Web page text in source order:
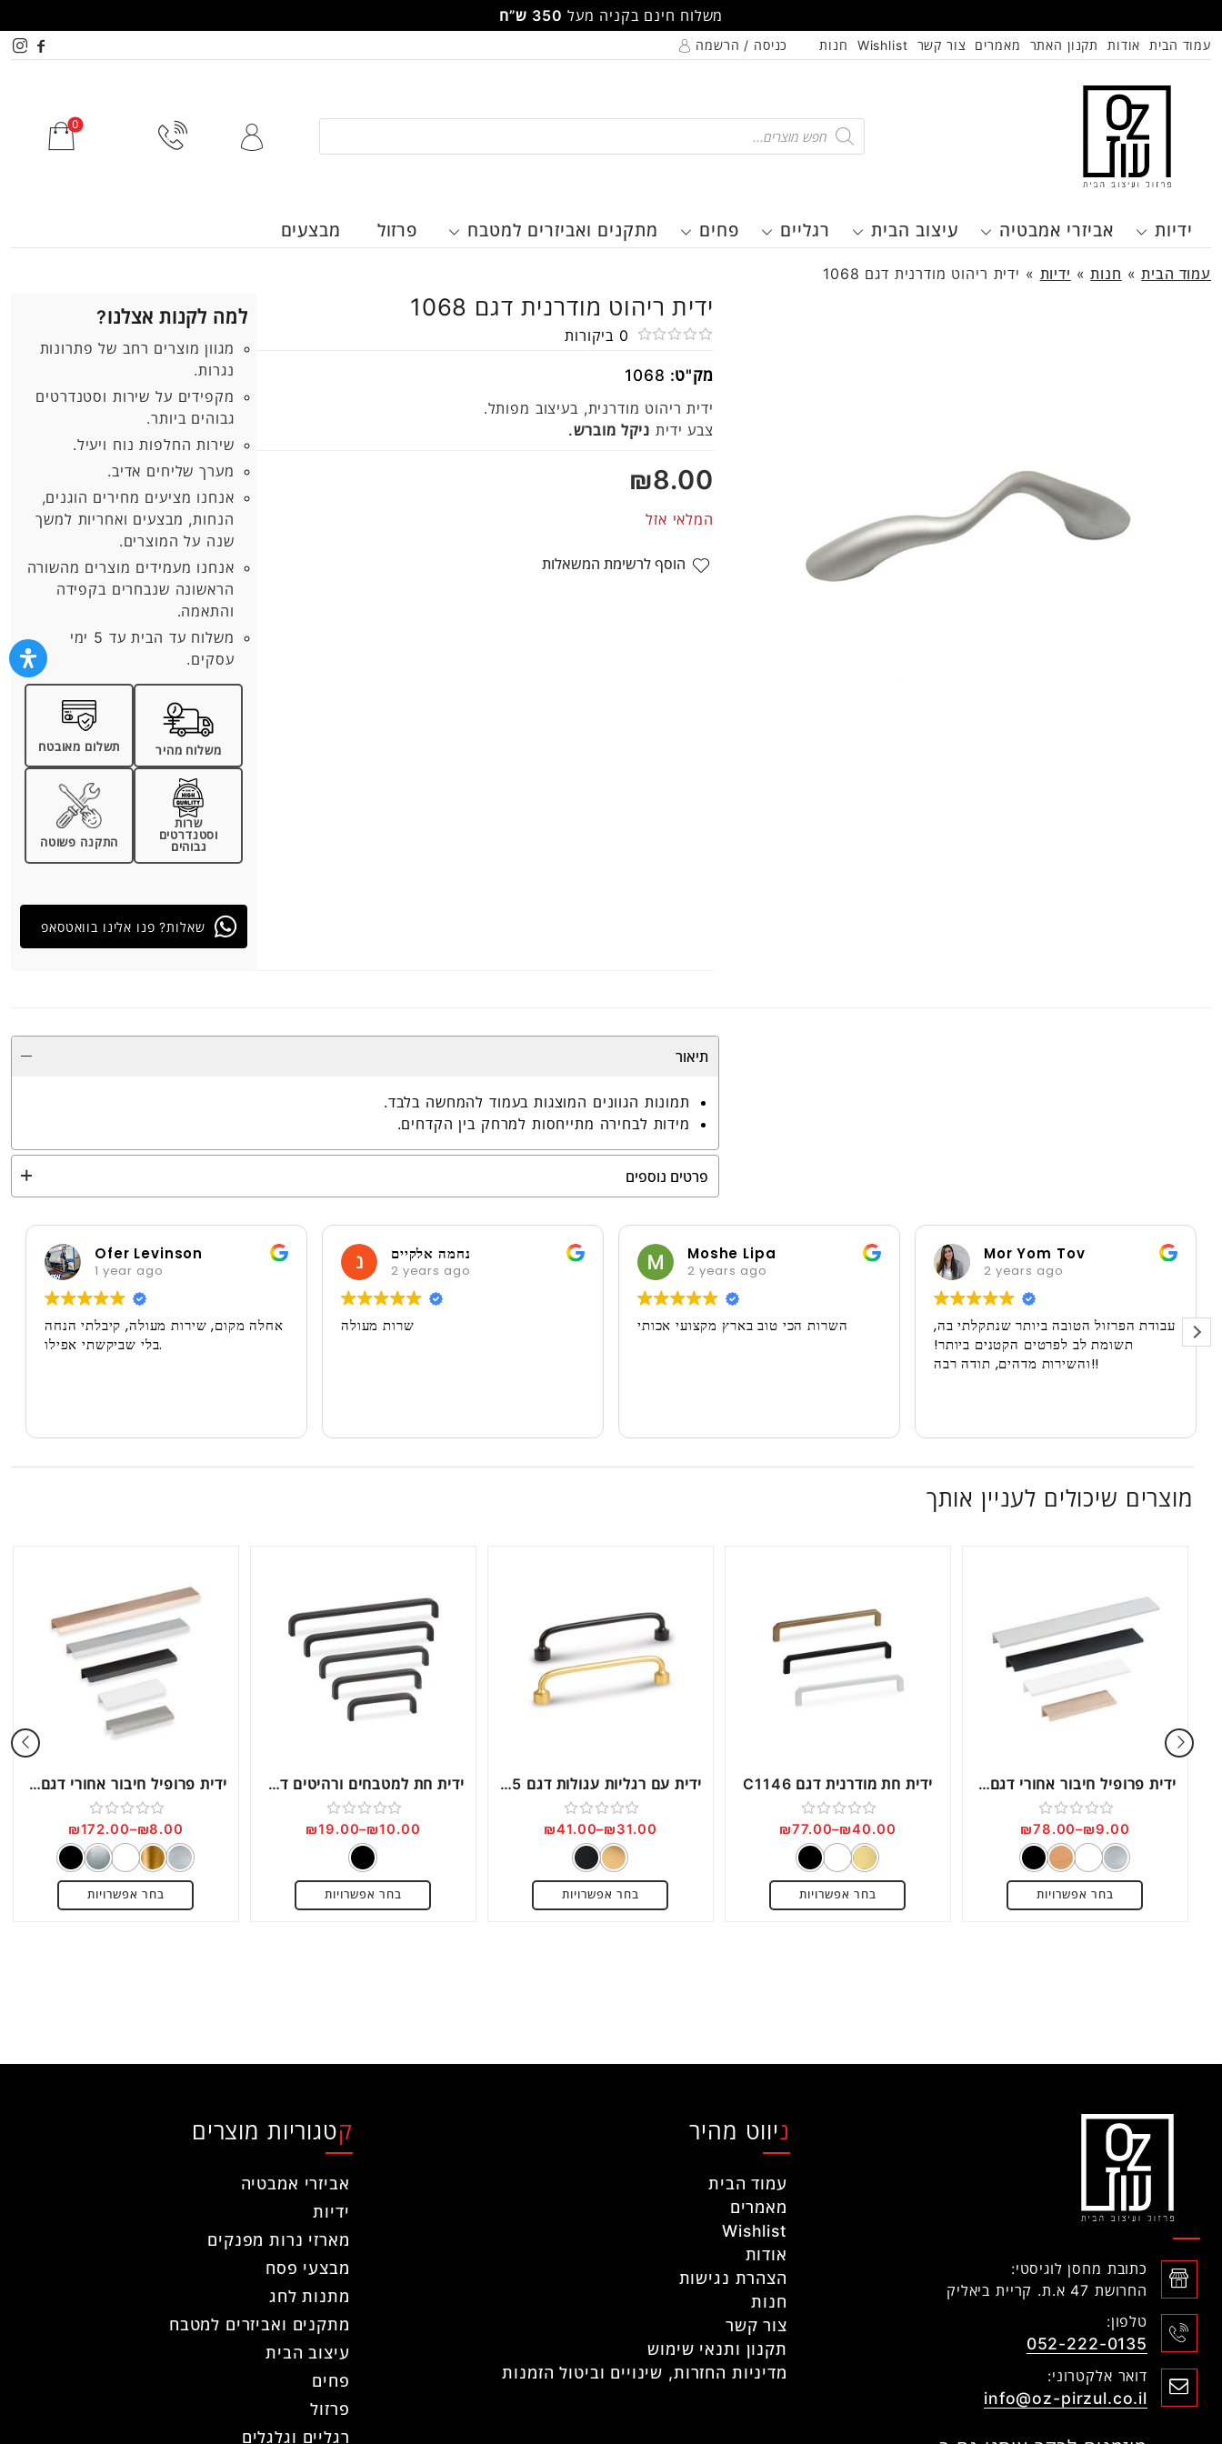
ידיות אביזרי אמבטיה עיצוב הבית רגליים פחים מתקנים ואביזרים למטבח פרזול מבצעים
Products
search
עמוד הבית אודות תקנון האתר מאמרים צור קשר Wishlist חנות כניסה / הרשמה
משלוח חינם בקניה מעל 350 ש”ח
עמוד הבית» חנות» ידיות » ידית ריהוט מודרנית דגם 1068
ידית ריהוט מודרנית דגם 1068
0
מתוך
5
0 ביקורות
מק"ט: 1068
ידית ריהוט מודרנית, בעיצוב מפותל.
צבע ידית ניקל מוברש.
₪8.00
המלאי אזל
הוסף לרשימת המשאלות
למה לקנות אצלנו?
מגוון מוצרים רחב של פתרונות
נגרות.
מקפידים על שירות וסטנדרטים
גבוהים ביותר.
שירות החלפות נוח ויעיל.
מערך שליחים אדיב.
אנחנו מציעים מחירים הוגנים,
הנחות, מבצעים ואחריות למשך
שנה על המוצרים.
אנחנו מעמידים מוצרים מהשורה
הראשונה שנבחרים בקפידה
והתאמה.
משלוח עד הבית עד 5 ימי
עסקים.
משלוח מהיר תשלום מאובטח
שרות
וסטנדרטים
גבוהים
התקנה פשוטה
שאלות? פנו אלינו בוואטסאפ
תיאור
תמונות הגוונים המוצגות בעמוד להמחשה בלבד.
מידות לבחירה מתייחסות למרחק בין הקדחים.
פרטים נוספים
Ofer Levinson
1 year ago
אחלה מקום, שירות מעולה, קיבלתי הנחה
בלי שביקשתי אפילו.
נחמה אלקיים
2 years ago
שרות מעולה
Moshe Lipa
2 years ago
השרות הכי טוב בארץ מקצועי אכותי
Mor Yom Tov
2 years ago
עבודת הפרזול הטובה ביותר שנתקלתי בה,
תשומת לב לפרטים הקטנים ביותר!
והשירות מדהים, תודה רבה!!
מוצרים שיכולים לעניין אותך
ידית פרופיל חיבור אחורי דגם AL33
דורג
0
מתוך
5
₪9.00
–
₪78.00
בחר אפשרויות
ידית חת מודרנית דגם C1146
דורג
0
מתוך
5
₪40.00
–
₪77.00
בחר אפשרויות
ידית עם רגליות עגולות דגם 0495
דורג
מתוך
5
₪31.00
–
₪41.00
בחר אפשרויות
ידית חת למטבחים ורהיטים דגם 5065
דורג
5
₪10.00
–
₪19.00
בחר אפשרויות
ידית פרופיל חיבור אחורי דגם AL96
דורג
0
מתוך
5
₪8.00
–
₪172.00
בחר אפשרויות
כתובת מחסן לוגיסטי:
החרושת 47 א.ת. קריית ביאליק
טלפון:
052-222-0135
דואר אלקטרוני:
info@oz-pirzul.co.il
ניווט מהיר
עמוד הבית
מאמרים
Wishlist
אודות
הצהרת נגישות
חנות
צור קשר
תקנון ותנאי שימוש
מדיניות החזרות, שינויים וביטול הזמנות
קטגוריות מוצרים
אביזרי אמבטיה
ידיות
מארזי נרות מפנקים
מבצעי פסח
מתנות לחג
מתקנים ואביזרים למטבח
עיצוב הבית
פחים
פרזול
רגליים וגלגלים